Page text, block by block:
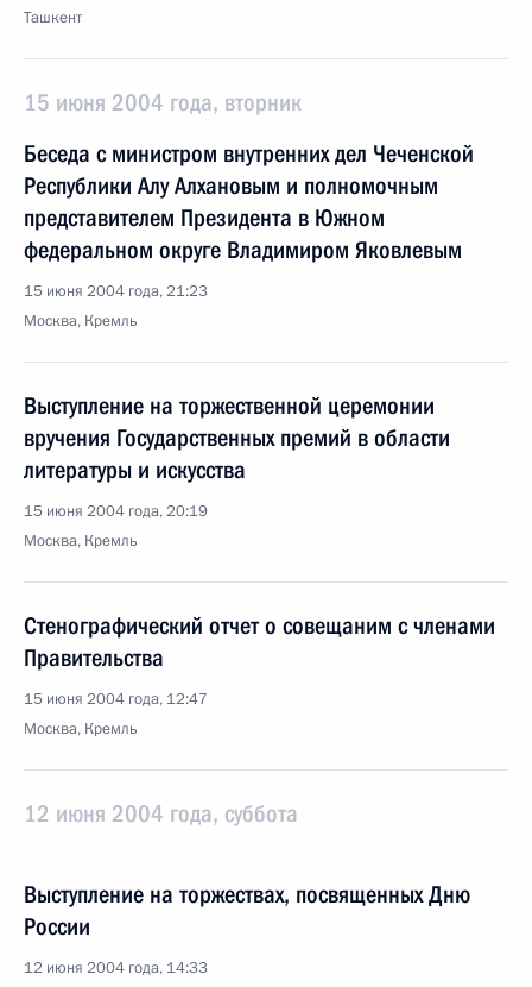
Ташкент
15 июня 2004 года, вторник
Беседа с министром внутренних дел Чеченской
Республики Алу Алхановым и полномочным
представителем Президента в Южном
федеральном округе Владимиром Яковлевым
15 июня 2004 года, 21:23
Москва, Кремль
Выступление на торжественной церемонии
вручения Государственных премий в области
литературы и искусства
15 июня 2004 года, 20:19
Москва, Кремль
Стенографический отчет о совещаним с членами
Правительства
15 июня 2004 года, 12:47
Москва, Кремль
12 июня 2004 года, суббота
России
12 июня 2004 года, 14:33
Москва, Красная площадь